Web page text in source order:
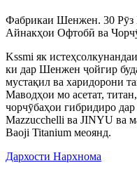
Фабрикаи Шенжен. 30 Рӯз
Айнакҳои Офтобӣ ва
Kssmi як
ки дар Шенжен ҷойгир
мустақил ва харидорони
Маводҳои мо асетат,
чорчӯбаҳои гибридиро
Mazzucchelli ва JINYU ва
Baoji Titanium меоянд.
Дархости Нархнома